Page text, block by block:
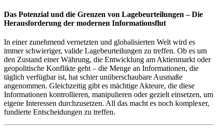
Das Potenzial und die Grenzen von Lagebeurteilungen – Die
Herausforderung der modernen Informationsflut
In einer zunehmend vernetzten und globalisierten Welt wird es
immer schwieriger, valide Lagebeurteilungen zu treffen. Ob es um
den Zustand einer Währung, die Entwicklung am Aktienmarkt oder
geopolitische Konflikte geht – die Menge an Informationen, die
täglich verfügbar ist, hat schier unüberschaubare Ausmaße
angenommen. Gleichzeitig gibt es mächtige Akteure, die diese
Informationen kontrollieren, manipulieren oder gezielt einsetzen, um
eigene Interessen durchzusetzen. All das macht es noch komplexer,
fundierte Entscheidungen zu treffen.